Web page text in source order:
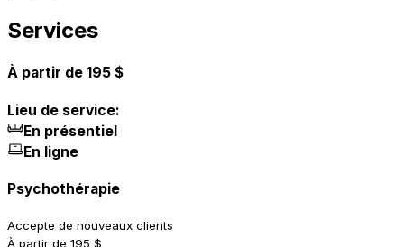
Services
À partir de 195 $
Lieu de service:
En présentiel
En ligne
Psychothérapie
Accepte de nouveaux clients
À partir de 195 $